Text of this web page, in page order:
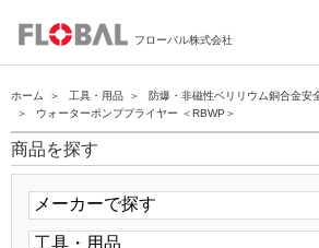
フローバル株式会社
ホーム 工具・用品
防爆・非磁性ベリリウム銅合金安
ウォーターポンププライヤー ＜RBWP＞
商品を探す